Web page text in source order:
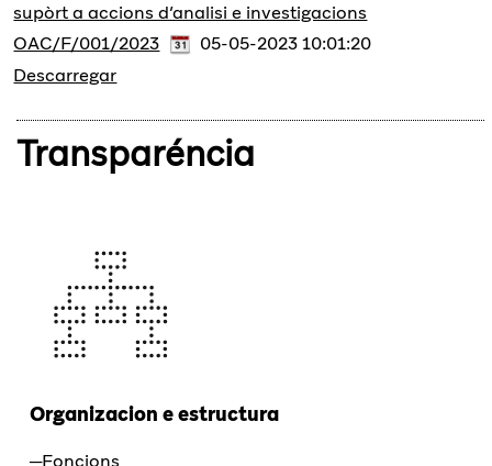
supòrt a accions d’analisi e investigacions
OAC/F/001/2023
05-05-2023 10:01:20
Descarregar
Transparéncia
Organizacion e estructura
Foncions